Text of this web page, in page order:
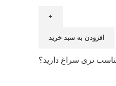
افزودن به سبد خرید
تری سراغ دارید؟